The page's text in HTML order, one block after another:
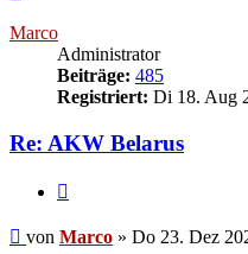
Marco
Administrator
Beiträge: 485
Registriert: Di 18. Aug
Re: AKW Belarus
Beitrag
von Marco » Do 23. Dez